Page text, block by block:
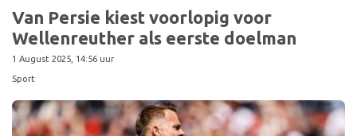
Van Persie kiest voorlopig voor
Wellenreuther als eerste doelman
1 August 2025, 14:56 uur
Sport